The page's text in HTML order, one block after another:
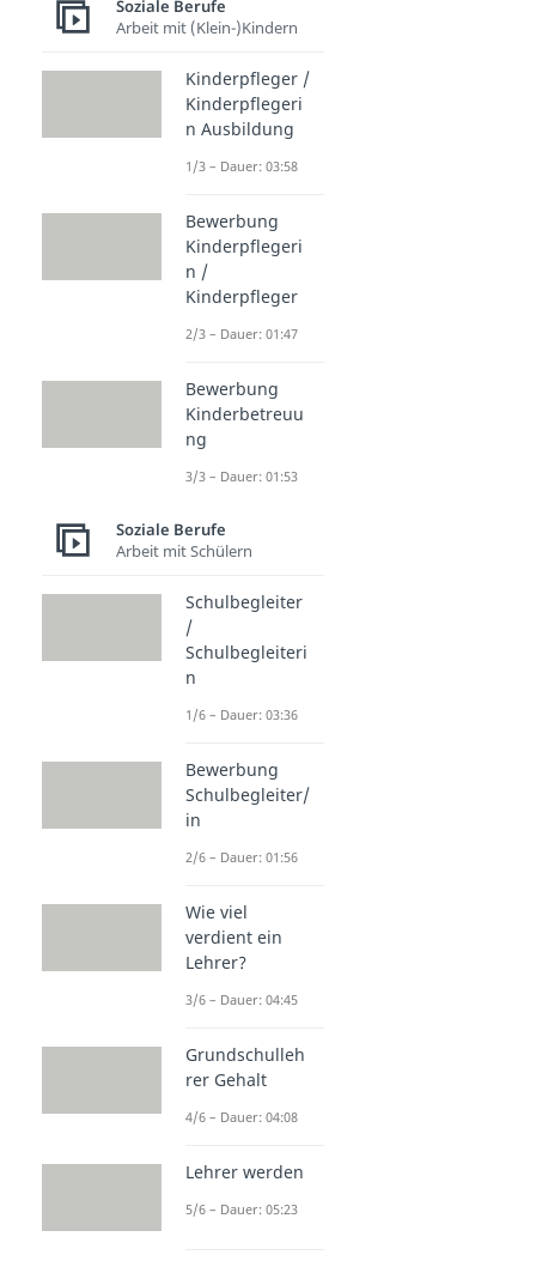
Soziale Berufe
Arbeit mit (Klein-)Kindern
Kinderpfleger /
Kinderpflegeri
n Ausbildung
1/3 – Dauer: 03:58
Bewerbung
Kinderpflegeri
n /
Kinderpfleger
2/3 – Dauer: 01:47
Bewerbung
Kinderbetreuu
ng
3/3 – Dauer: 01:53
Soziale Berufe
Arbeit mit Schülern
Schulbegleiter
/
Schulbegleiteri
n
1/6 – Dauer: 03:36
Bewerbung
Schulbegleiter/
in
2/6 – Dauer: 01:56
Wie viel
verdient ein
Lehrer?
3/6 – Dauer: 04:45
Grundschulleh
rer Gehalt
4/6 – Dauer: 04:08
Lehrer werden
5/6 – Dauer: 05:23